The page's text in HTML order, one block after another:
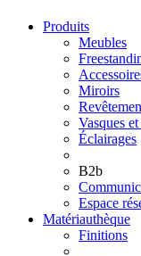
Produits
Meubles
Miroirs
Vasques
Éclairages
B2b
Espace
Matériauthèque
Finitions